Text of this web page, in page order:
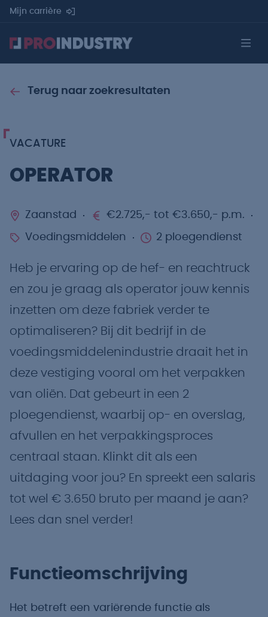
Mijn carrière
Terug naar zoekresultaten
VACATURE
OPERATOR
Zaanstad €2.725,- tot €3.650,- p.m.
Voedingsmiddelen 2 ploegendienst
Heb je ervaring op de hef- en reachtruck
en zou je graag als operator jouw kennis
inzetten om deze fabriek verder te
optimaliseren? Bij dit bedrijf in de
voedingsmiddelenindustrie draait het in
deze vestiging vooral om het verpakken
van oliën. Dat gebeurt in een 2
ploegendienst, waarbij op- en overslag,
afvullen en het verpakkingsproces
centraal staan. Klinkt dit als een
uitdaging voor jou? En spreekt een salaris
tot wel € 3.650 bruto per maand je aan?
Lees dan snel verder!
Functieomschrijving
Het betreft een variërende functie als